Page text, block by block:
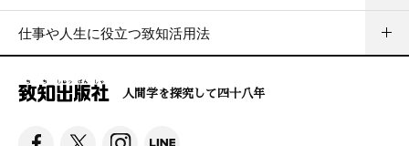
仕事や人生に役立つ致知活用法
人間学を探究して四十八年